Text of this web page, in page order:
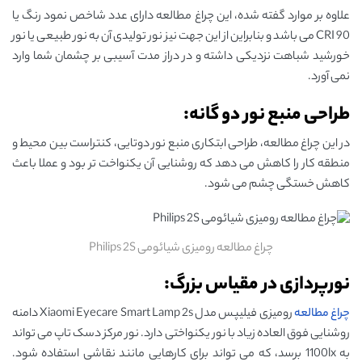
علاوه بر موارد گفته شده، این چراغ مطالعه دارای عدد شاخص نمود رنگ یا
CRI 90 می باشد و بنابراین از این جهت نیز نور تولیدی آن به نور طبیعی یا نور
خورشید شباهت نزدیکی داشته و در دراز مدت آسیبی بر چشمان شما وارد
نمی آورد.
طراحی منبع نور دو گانه:
در این چراغ مطالعه، طراحی ابتکاری منبع نور دوتایی، کنتراست بین محیط و
منطقه کار را کاهش می دهد که روشنایی آن یکنواخت تر بود و عملا باعث
کاهش خستگی چشم می شود.
چراغ مطالعه رومیزی شیائومی Philips 2S
نورپردازی در مقیاس بزرگ:
چراغ مطالعه
رومیزی فیلیپس مدل Xiaomi Eyecare Smart Lamp 2s دامنه
روشنایی فوق العاده زیاد با نور یکنواختی دارد. نور مرکز دسک تاپ می تواند
به 1100lx برسد، که می تواند برای کارهایی مانند نقاشی استفاده شود.